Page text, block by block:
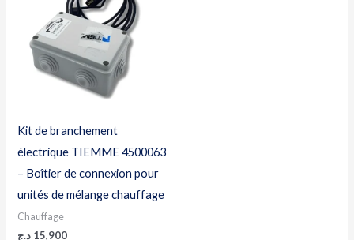
Kit de branchement
électrique TIEMME 4500063
– Boîtier de connexion pour
unités de mélange chauffage
Chauffage
15,900 د.ج